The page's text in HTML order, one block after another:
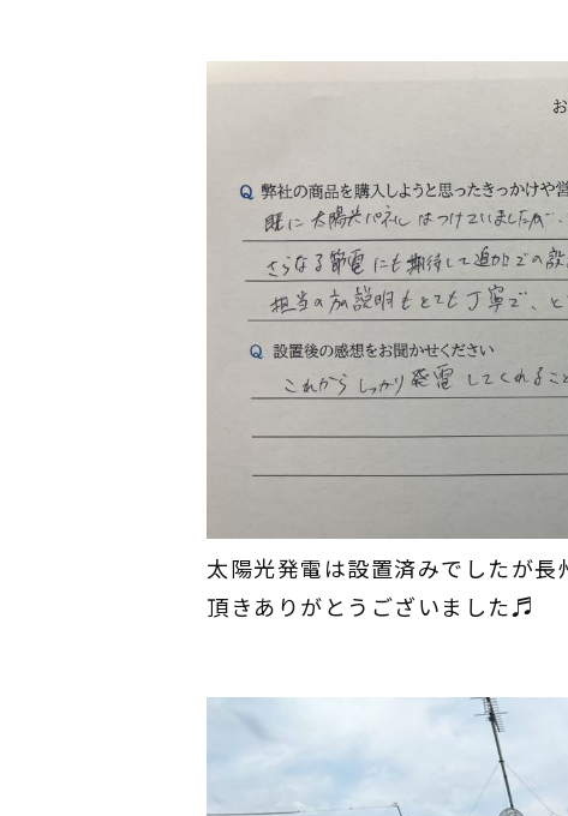
太陽光発電は設置済みでしたが
頂きありがとうございました♬